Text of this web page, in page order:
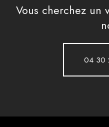
Vous cherchez un
04